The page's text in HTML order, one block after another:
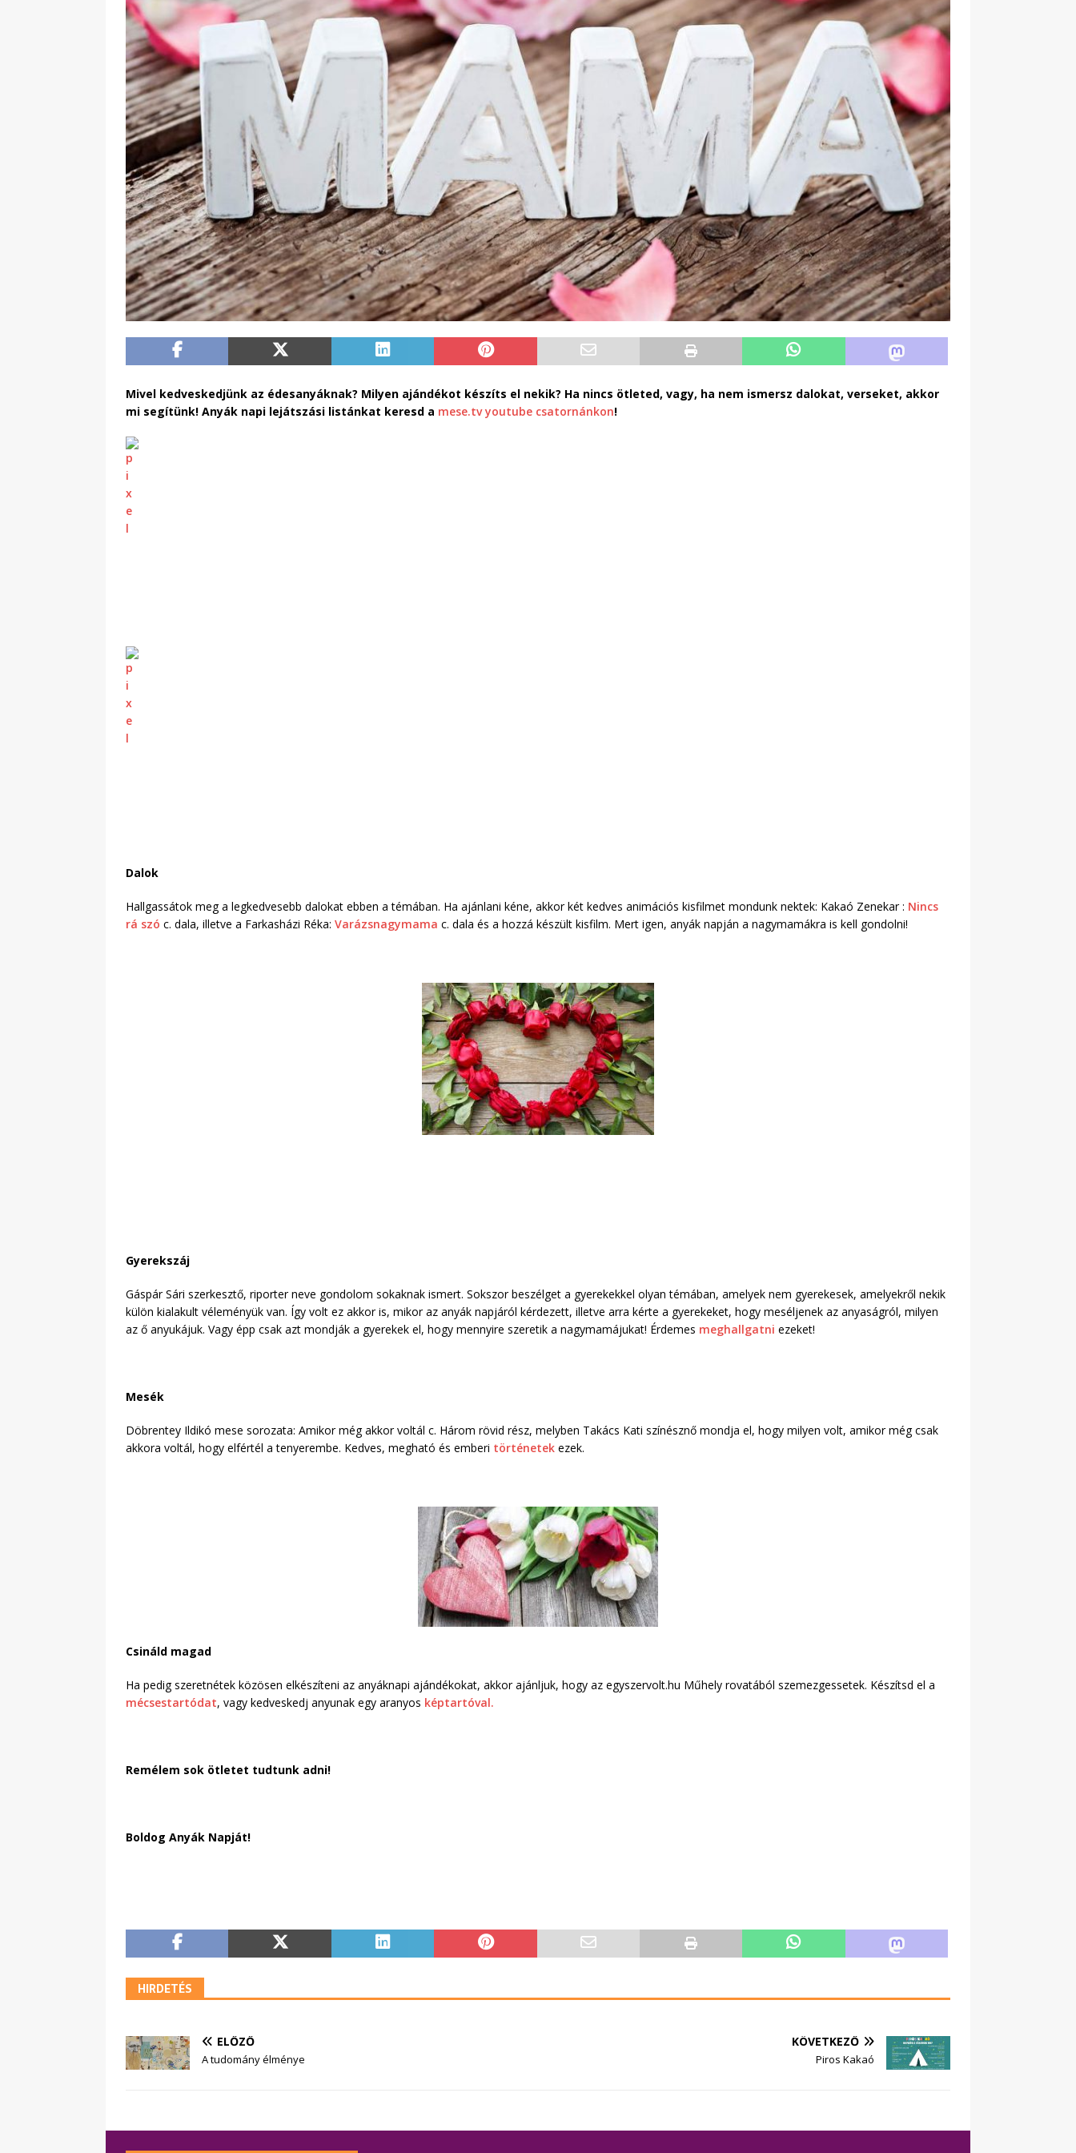
Mivel kedveskedjünk az édesanyáknak? Milyen ajándékot készíts el nekik? Ha nincs ötleted, vagy, ha nem ismersz dalokat, verseket, akkor
mi segítünk! Anyák napi lejátszási listánkat keresd a mese.tv youtube csatornánkon!
Dalok
Hallgassátok meg a legkedvesebb dalokat ebben a témában. Ha ajánlani kéne, akkor két kedves animációs kisfilmet mondunk nektek: Kakaó Zenekar : Nincs
rá szó c. dala, illetve a Farkasházi Réka: Varázsnagymama c. dala és a hozzá készült kisfilm. Mert igen, anyák napján a nagymamákra is kell gondolni!
Gyerekszáj
Gáspár Sári szerkesztő, riporter neve gondolom sokaknak ismert. Sokszor beszélget a gyerekekkel olyan témában, amelyek nem gyerekesek, amelyekről nekik
külön kialakult véleményük van. Így volt ez akkor is, mikor az anyák napjáról kérdezett, illetve arra kérte a gyerekeket, hogy meséljenek az anyaságról, milyen
az ő anyukájuk. Vagy épp csak azt mondják a gyerekek el, hogy mennyire szeretik a nagymamájukat! Érdemes meghallgatni ezeket!
Mesék
Döbrentey Ildikó mese sorozata: Amikor még akkor voltál c. Három rövid rész, melyben Takács Kati színésznő mondja el, hogy milyen volt, amikor még csak
akkora voltál, hogy elfértél a tenyerembe. Kedves, megható és emberi történetek ezek.
Csináld magad
Ha pedig szeretnétek közösen elkészíteni az anyáknapi ajándékokat, akkor ajánljuk, hogy az egyszervolt.hu Műhely rovatából szemezgessetek. Készítsd el a
mécsestartódat, vagy kedveskedj anyunak egy aranyos képtartóval.
Remélem sok ötletet tudtunk adni!
Boldog Anyák Napját!
HIRDETÉS
ELŐZŐ
A tudomány élménye
KÖVETKEZŐ
Piros Kakaó